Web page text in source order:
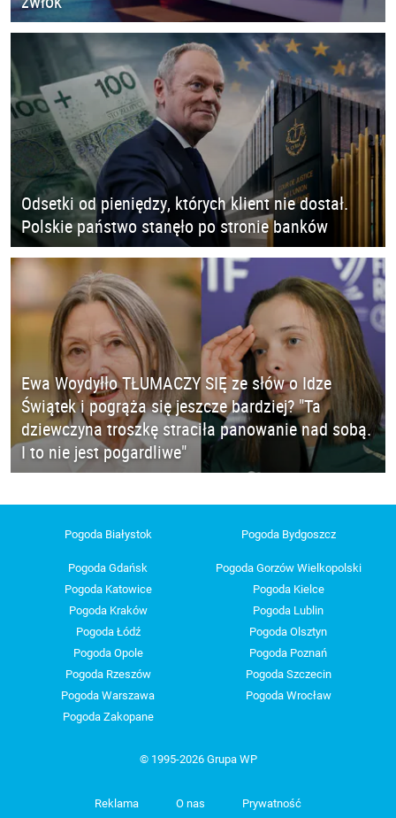
Odsetki od pieniędzy, których klient nie dostał.
Polskie państwo stanęło po stronie banków
Ewa Woydyłło TŁUMACZY SIĘ ze słów o Idze
Świątek i pogrąża się jeszcze bardziej? "Ta
dziewczyna troszkę straciła panowanie nad sobą.
I to nie jest pogardliwe"
Pogoda Białystok Pogoda Bydgoszcz
Pogoda Gdańsk
Pogoda Gorzów Wielkopolski
Pogoda Katowice
Pogoda Kielce
Pogoda Kraków
Pogoda Lublin
Pogoda Łódź
Pogoda Olsztyn
Pogoda Opole
Pogoda Poznań
Pogoda Rzeszów
Pogoda Szczecin
Pogoda Warszawa
Pogoda Wrocław
Pogoda Zakopane
© 1995-2026 Grupa WP
Reklama O nas Prywatność